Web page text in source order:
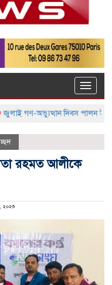
Toggle
গণ-অভ্যুত্থান দিবস পালন উপলক্ষ্যে
রহমত আলীকে
২০২৩